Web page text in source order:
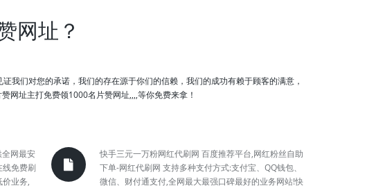
网址？
我们对您的承诺，我们的存在源于你们的信赖，我们的成功有赖于顾客的满意，
网址主打免费领1000名片赞网址,,,,等你免费来拿！
网最安
线免费刷
业务,
快手三元一万粉网红代刷网 百度推荐平台,网红粉丝自助
下单-网红代刷网 支持多种支付方式:支付宝、QQ钱包、
微信、财付通支付,全网最大最强口碑最好的业务网站!快